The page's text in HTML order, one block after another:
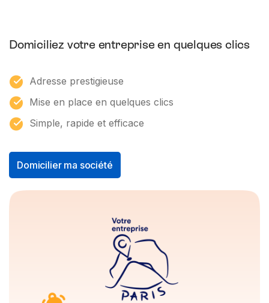
Domiciliez votre entreprise en quelques clics
Adresse prestigieuse
Mise en place en quelques clics
Simple, rapide et efficace
Domicilier ma société